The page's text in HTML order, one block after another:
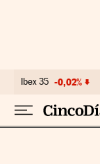
Ibex 35 -0,02%